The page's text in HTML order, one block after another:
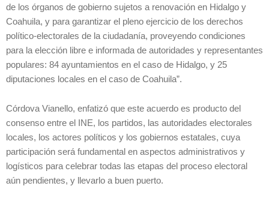
de los órganos de gobierno sujetos a renovación en Hidalgo y
Coahuila, y para garantizar el pleno ejercicio de los derechos
político-electorales de la ciudadanía, proveyendo condiciones
para la elección libre e informada de autoridades y representantes
populares: 84 ayuntamientos en el caso de Hidalgo, y 25
diputaciones locales en el caso de Coahuila”.
Córdova Vianello, enfatizó que este acuerdo es producto del
consenso entre el INE, los partidos, las autoridades electorales
locales, los actores políticos y los gobiernos estatales, cuya
participación será fundamental en aspectos administrativos y
logísticos para celebrar todas las etapas del proceso electoral
aún pendientes, y llevarlo a buen puerto.